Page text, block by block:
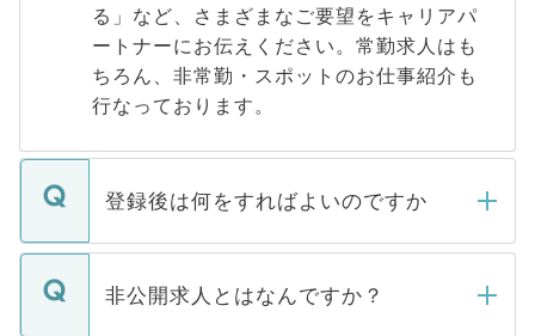
る」など、さまざまなご要望をキャリアパ
ートナーにお伝えください。常勤求人はも
ちろん、非常勤・スポットのお仕事紹介も
行なっております。
登録後は何をすればよいのですか
ご登録いただきましたら、弊社担当者がご
登録内容を確認し、その後メールもしくは
非公開求人とはなんですか？